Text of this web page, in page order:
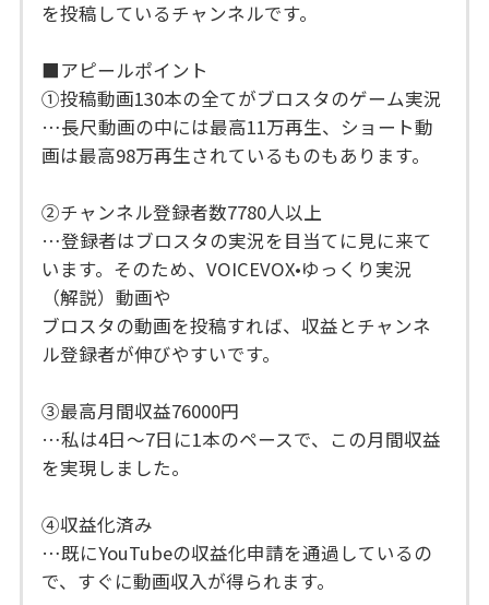
を投稿しているチャンネルです。
■アピールポイント
①投稿動画130本の全てがブロスタのゲーム実況
…長尺動画の中には最高11万再生、ショート動
画は最高98万再生されているものもあります。
②チャンネル登録者数7780人以上
…登録者はブロスタの実況を目当てに見に来て
います。そのため、VOICEVOX•ゆっくり実況
（解説）動画や
ブロスタの動画を投稿すれば、収益とチャンネ
ル登録者が伸びやすいです。
③最高月間収益76000円
…私は4日～7日に1本のペースで、この月間収益
を実現しました。
④収益化済み
…既にYouTubeの収益化申請を通過しているの
で、すぐに動画収入が得られます。